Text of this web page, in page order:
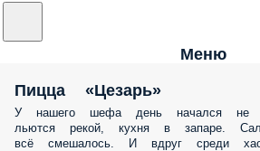
Меню
Пицца «Цезарь»
У нашего шефа день начался не
льются рекой, кухня в запаре.
всё смешалось. И вдруг среди